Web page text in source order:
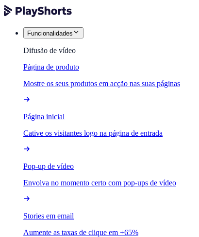
Funcionalidades
Difusão de vídeo
Página de produto
Mostre os seus produtos em acção nas suas páginas
Página inicial
Cative os visitantes logo na página de entrada
Pop-up de vídeo
Envolva no momento certo com pop-ups de vídeo
Stories em email
Aumente as taxas de clique em +65%